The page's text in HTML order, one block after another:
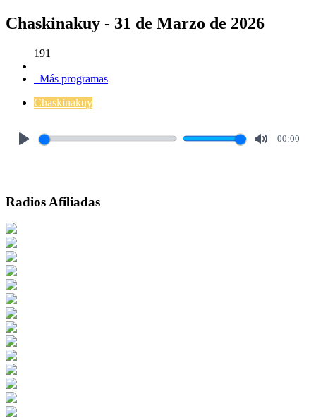
Chaskinakuy - 31 de Marzo de 2026
191
Más programas
Chaskinakuy
00:00
Radios Afiliadas